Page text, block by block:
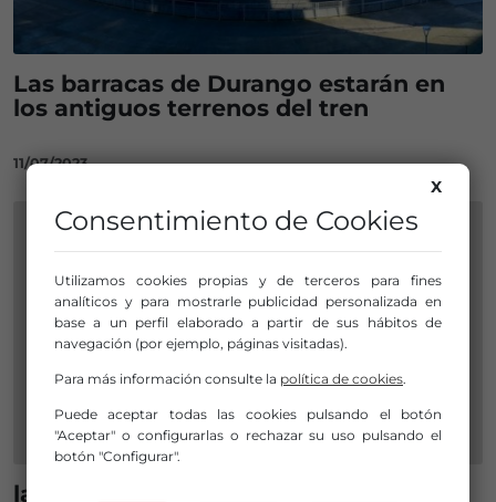
Las barracas de Durango estarán en
los antiguos terrenos del tren
11/07/2023
las barracas de Etxebarria abrirán el 11
X
Consentimiento de Cookies
Utilizamos cookies propias y de terceros para fines
analíticos y para mostrarle publicidad personalizada en
base a un perfil elaborado a partir de sus hábitos de
navegación (por ejemplo, páginas visitadas).
Para más información consulte la política de cookies.
Puede aceptar todas las cookies pulsando el botón
"Aceptar" o configurarlas o rechazar su uso pulsando el
botón "Configurar".